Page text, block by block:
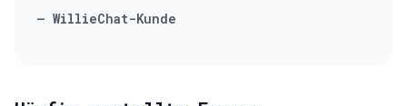
— WillieChat-Kunde